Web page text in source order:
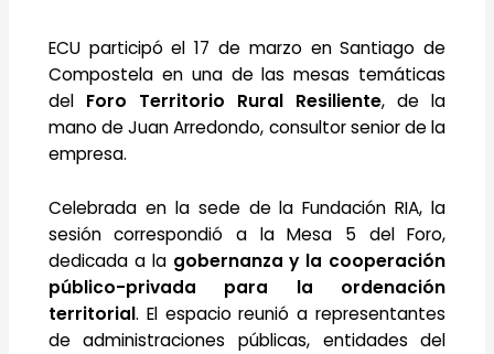
ECU participó el 17 de marzo en Santiago de
Compostela en una de las mesas temáticas
del Foro Territorio Rural Resiliente, de la
mano de Juan Arredondo, consultor senior de la
empresa.
Celebrada en la sede de la Fundación RIA, la
sesión correspondió a la Mesa 5 del Foro,
dedicada a la gobernanza y la cooperación
público-privada para la ordenación
territorial. El espacio reunió a representantes
de administraciones públicas, entidades del